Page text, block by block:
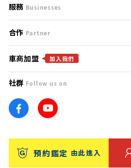
服務條款
免責聲明
隱私權政策
團隊
車訊網
台灣優良中古車商大獎
支援中心
聯絡我們
服務 Businesses
什麼是Goo鑑定？
找好車
找好店
找海外車
消費者評價
保固
合作 Partner
合作夥伴
廣告合作
車商加盟 加入我們
社群 Follow us on
預約鑑定 由此進入